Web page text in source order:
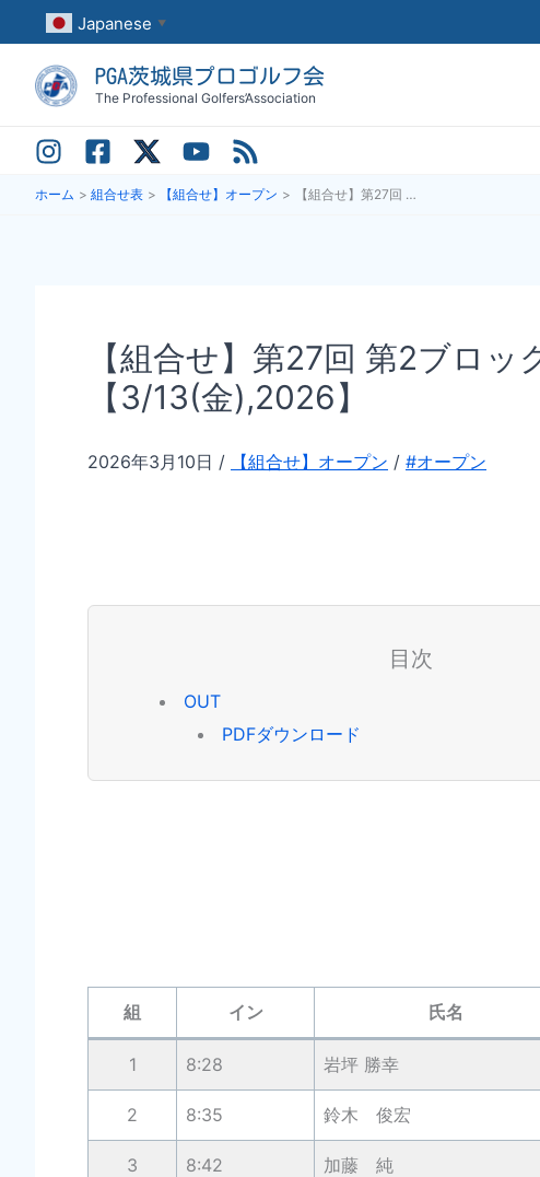
容
Japanese ▼
PGA茨城県プロゴルフ会
The Professional Golfers’Association
ホーム 組合せ表 【組合せ】オープン 【組合せ】第27回 第2ブロック 茨城県オープンゴルフ選手権大会アマチュア予選会【3/13(金),2026】
【組合せ】第27回 第2ブロ
【3/13(金),2026】
2026年3月10日 / 【組合せ】オープン / #オープン
目次
OUT
PDFダウンロード
組 イン 氏名
1 8:28 岩坪 勝幸
2 8:35 鈴木 俊宏
3 8:42 加藤 純